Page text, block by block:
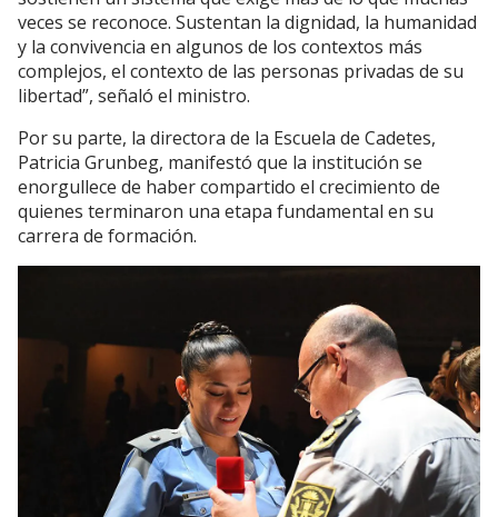
veces se reconoce. Sustentan la dignidad, la humanidad
y la convivencia en algunos de los contextos más
complejos, el contexto de las personas privadas de su
libertad”, señaló el ministro.
Por su parte, la directora de la Escuela de Cadetes,
Patricia Grunbeg, manifestó que la institución se
enorgullece de haber compartido el crecimiento de
quienes terminaron una etapa fundamental en su
carrera de formación.